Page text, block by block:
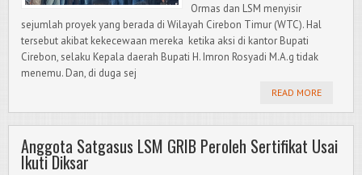
Ormas dan LSM menyisir
sejumlah proyek yang berada di Wilayah Cirebon Timur (WTC). Hal
tersebut akibat kekecewaan mereka ketika aksi di kantor Bupati
Cirebon, selaku Kepala daerah Bupati H. Imron Rosyadi M.A.g tidak
menemu. Dan, di duga sej
READ MORE
Anggota Satgasus LSM GRIB Peroleh Sertifikat Usai
Ikuti Diksar